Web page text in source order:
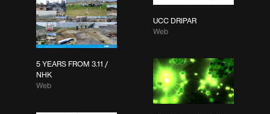
5 YEARS FROM 3.11 /
NHK
Web
UCC DRIPAR
Web